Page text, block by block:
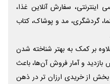
سفارش آنلاین غذا،
گردشگری، مد و پوشاک، کتاب
بر کمک به بهتر شناخته شدن
و آمار فروش آن‌ها، باعث
از خریدی ارزان تر در ذهن